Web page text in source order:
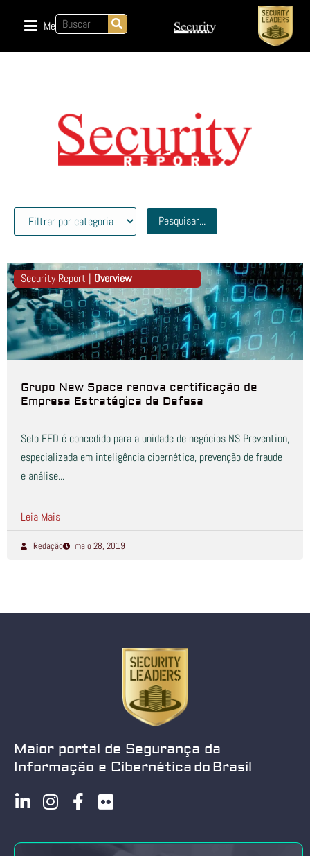
Menu
Pesquisar...
Security Report | Overview
Grupo New Space renova certificação de
Empresa Estratégica de Defesa
Selo EED é concedido para a unidade de negócios NS Prevention,
especializada em inteligência cibernética, prevenção de fraude
e análise...
Leia Mais
Redação maio 28, 2019
Maior portal de Segurança da
Informação e Cibernética do Brasil